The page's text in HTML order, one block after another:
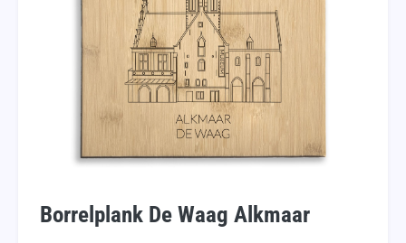
Borrelplank De Waag Alkmaar